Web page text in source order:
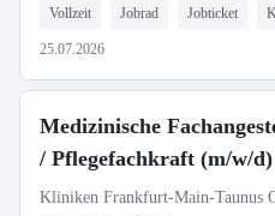
Vollzeit Jobrad Jobticket
25.07.2026
Medizinische
/ Pflegefachkraft (m/w/d)
Kliniken Frankfurt-Main-Taunus